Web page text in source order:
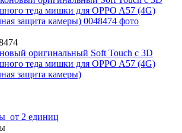
оригинальный Soft Touch с 3D
теда мишки для OPPO A57 (4G)
защита камеры)
от 2 единиц